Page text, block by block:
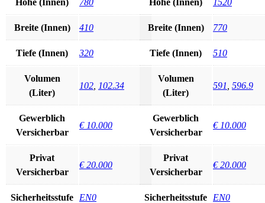
Breite (Innen) 410
Tiefe (Innen) 320
Volumen
(Liter)
102 102.34
Gewerblich
Versicherbar
€ 10.000
Privat
Versicherbar
€ 20.000
Sicherheitsstufe EN0
Breite (Innen) 770
Tiefe (Innen) 510
Volumen
(Liter)
591 596.9
Gewerblich
Versicherbar
€ 10.000
Privat
Versicherbar
€ 20.000
Sicherheitsstufe EN0